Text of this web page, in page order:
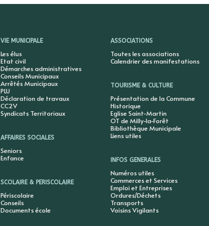
VIE MUNICIPALE
Les élus
Etat civil
Démarches administratives
Conseils Municipaux
Arrêtés Municipaux
PLU
Déclaration de travaux
CC2V
Syndicats Territoriaux
AFFAIRES SOCIALES
Seniors
Enfance
SCOLAIRE & PERISCOLAIRE
Périscolaire
Conseils
Documents école
ASSOCIATIONS
Toutes les associations
Calendrier des manifestations
TOURISME & CULTURE
Présentation de la Commune
Historique
Eglise Saint-Martin
OT de Milly-la-Forêt
Bibliothèque Municipale
Liens utiles
INFOS GENERALES
Numéros utiles
Commerces et Services
Emploi et Entreprises
Ordures/Déchets
Transports
Voisins Vigilants